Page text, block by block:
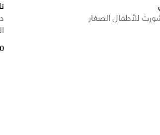
للأطفال الصغار